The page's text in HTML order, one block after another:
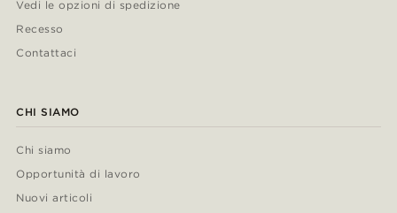
Vedi le opzioni di spedizione
Recesso
Contattaci
CHI SIAMO
Chi siamo
Opportunità di lavoro
Nuovi articoli